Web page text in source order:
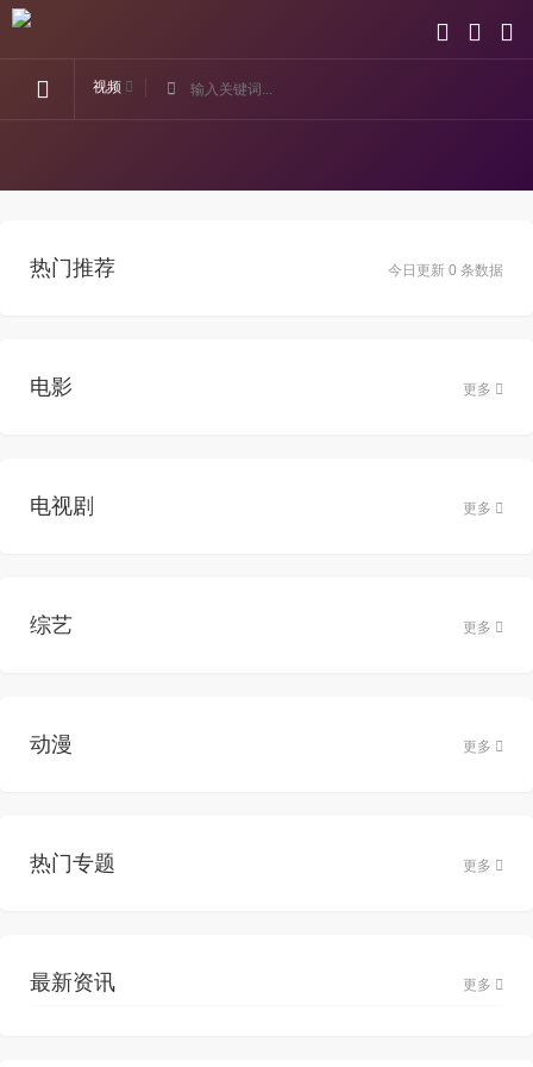
视频
今日更新 0 条数据
热门推荐
电影 更多
电视剧 更多
综艺 更多
动漫 更多
热门专题 更多
最新资讯 更多